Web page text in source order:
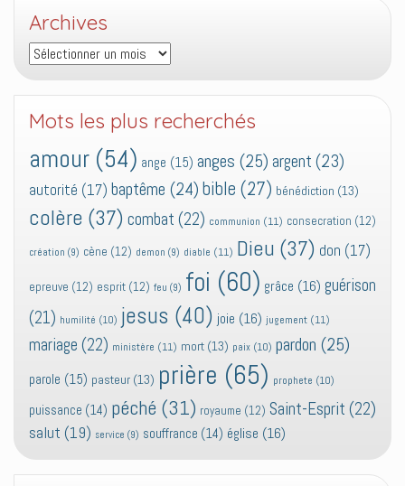
Archives
Archives
Mots les plus recherchés
amour (54) ange (15) anges (25) argent (23)
autorité (17) baptême (24) bible (27) bénédiction (13)
colère (37) combat (22) communion (11) consecration (12)
création (9) cène (12) demon (9) diable (11) Dieu (37) don (17)
epreuve (12) esprit (12) feu (9) foi (60) grâce (16) guérison
(21) humilité (10) jesus (40) joie (16) jugement (11)
mariage (22) ministère (11) mort (13) paix (10) pardon (25)
parole (15) pasteur (13) prière (65) prophete (10)
puissance (14) péché (31) royaume (12) Saint-Esprit (22)
salut (19) service (9) souffrance (14) église (16)